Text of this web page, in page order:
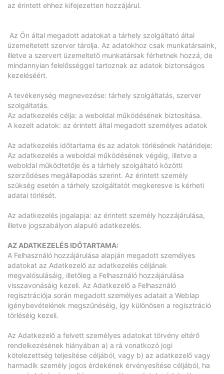
az érintett ehhez kifejezetten hozzájárul.
Az Ön által megadott adatokat a tárhely szolgáltató által
üzemeltetett szerver tárolja. Az adatokhoz csak munkatársaink,
illetve a szervert üzemeltető munkatársak férhetnek hozzá, de
mindannyian felelősséggel tartoznak az adatok biztonságos
kezeléséért.
A tevékenység megnevezése: tárhely szolgáltatás, szerver
szolgáltatás.
Az adatkezelés célja: a weboldal működésének biztosítása.
A kezelt adatok: az érintett által megadott személyes adatok
Az adatkezelés időtartama és az adatok törlésének határideje:
Az adatkezelés a weboldal működésének végéig, illetve a
weboldal működtetője és a tárhely szolgáltató közötti
szerződéses megállapodás szerint. Az érintett személy
szükség esetén a tárhely szolgáltatót megkeresve is kérheti
adatai törlését.
Az adatkezelés jogalapja: az érintett személy hozzájárulása,
illetve jogszabályon alapuló adatkezelés.
AZ ADATKEZELÉS IDŐTARTAMA:
A Felhasználó hozzájárulása alapján megadott személyes
adatokat az Adatkezelő az adatkezelés céljának
megvalósulásáig, illetőleg a Felhasználó hozzájárulása
visszavonásáig kezeli. Az Adatkezelő a Felhasználó
regisztrációja során megadott személyes adatait a Weblap
igénybevételének megszűnéséig, így különösen a regisztráció
törléséig kezeli.
Az Adatkezelő a felvett személyes adatokat törvény eltérő
rendelkezésének hiányában a) a rá vonatkozó jogi
kötelezettség teljesítése céljából, vagy b) az adatkezelő vagy
harmadik személy jogos érdekének érvényesítése céljából, ha